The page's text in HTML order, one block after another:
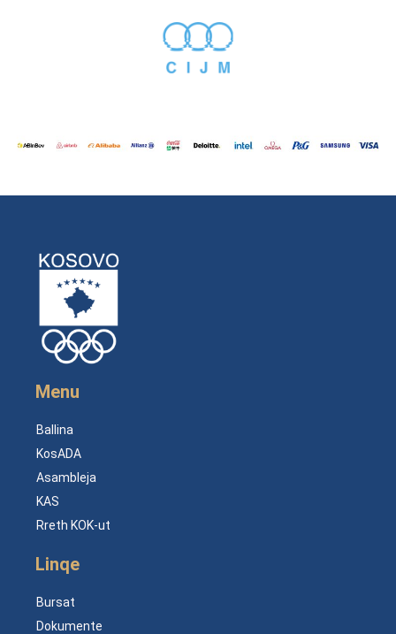
Menu
Ballina
KosADA
Asambleja
KAS
Rreth KOK-ut
Linqe
Bursat
Dokumente